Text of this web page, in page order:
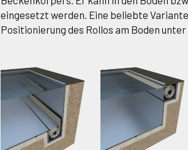
eingesetzt werden. Eine beliebte
Positionierung des Rollos am Boden